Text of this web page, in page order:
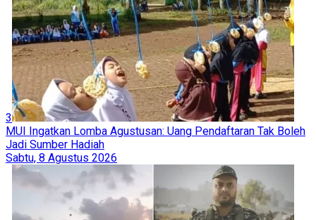
3
MUI Ingatkan Lomba Agustusan: Uang Pendaftaran Tak Boleh
Jadi Sumber Hadiah
Sabtu, 8 Agustus 2026